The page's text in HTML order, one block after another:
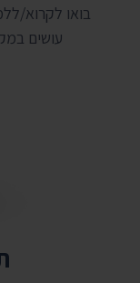
בואו לקרוא/
עושים